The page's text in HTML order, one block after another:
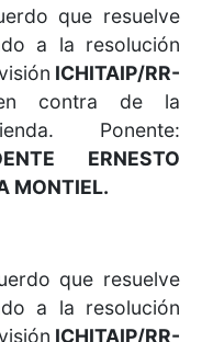
que resuelve
a la resolución
ICHITAIP/RR-
contra de la
Ponente:
ERNESTO
MONTIEL.
que resuelve
a la resolución
ICHITAIP/RR-